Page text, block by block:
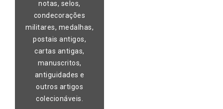
notas, selos,
condecorações
militares, medalhas,
postais antigos,
cartas antigas,
manuscritos,
antiguidades e
outros artigos
colecionáveis.